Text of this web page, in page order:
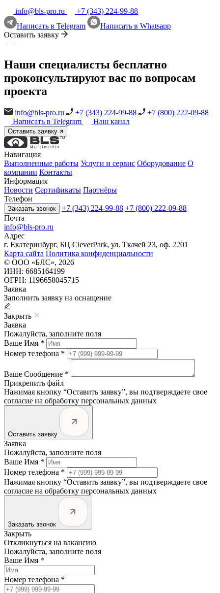
info@bls-pro.ru
+7 (343) 224-99-88
Написать в Telegram
Написать в Whatsapp
Оставить заявку
Наши специалисты бесплатно
проконсультируют вас по вопросам
проекта
info@bls-pro.ru +7 (343) 224-99-88
+7 (800) 222-09-88
Написать в Telegram
Наш канал
Оставить заявку
Навигация
Выполненные работы Услуги и сервис Оборудование О
компании Контакты
Информация
Новости Сертификаты Партнёры
Телефон
Заказать звонок +7 (343) 224-99-88 +7 (800) 222-09-88
Почта
info@bls-pro.ru
Адрес
г. Екатеринбург, БЦ CleverPark, ул. Ткачей 23, оф. 2201
Карта сайта Политика конфиденциальности
© ООО «БЛС», 2026
ИНН: 6685164199
ОГРН: 1196658045715
Заявка
Заполнить заявку на оснащение
Закрыть
Заявка
Пожалуйста, заполните поля
Ваше Имя *
Номер телефона *
Ваше Сообщение *
Прикрепить файл
Нажимая кнопку “Оставить заявку”, вы подтверждаете свое
согласие на обработку персональных данных
Оставить заявку
Заявка
Пожалуйста, заполните поля
Ваше Имя *
Номер телефона *
Нажимая кнопку “Оставить заявку”, вы подтверждаете свое
согласие на обработку персональных данных
Заказать звонок
Закрыть
Откликнуться на вакансию
Пожалуйста, заполните поля
Ваше Имя *
Номер телефона *